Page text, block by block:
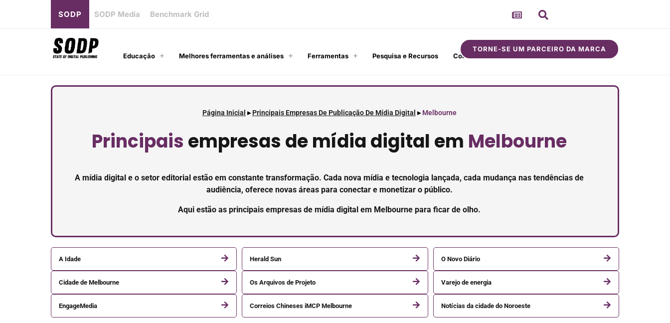
SODP SODP Media Benchmark Grid
Educação Melhores ferramentas e análises Ferramentas Pesquisa e Recursos Comunidade
TORNE-SE UM PARCEIRO DA MARCA
Página Inicial ▸Principais Empresas De Publicação De Mídia Digital ▸Melbourne
Principais empresas de mídia digital em Melbourne
A mídia digital e o setor editorial estão em constante transformação. Cada nova mídia e tecnologia lançada, cada mudança nas tendências de
audiência, oferece novas áreas para conectar e monetizar o público.
Aqui estão as principais empresas de mídia digital em Melbourne para ficar de olho.
A Idade Herald Sun O Novo Diário
Cidade de Melbourne Os Arquivos de Projeto Varejo de energia
EngageMedia Correios Chineses iMCP Melbourne Notícias da cidade do Noroeste